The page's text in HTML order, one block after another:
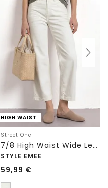
HIGH WAIST
Street One
7/8 High Waist Wide Leg Jeans im Loose Fit
STYLE EMEE
59,99 €